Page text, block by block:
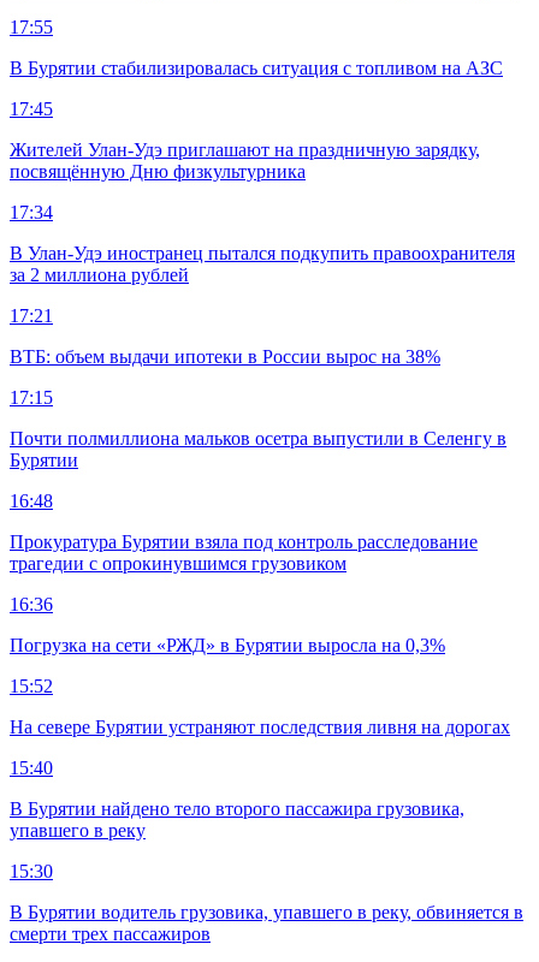
17:55
В Бурятии стабилизировалась ситуация с топливом на АЗС
17:45
Жителей Улан-Удэ приглашают на праздничную зарядку,
посвящённую Дню физкультурника
17:34
В Улан-Удэ иностранец пытался подкупить правоохранителя
за 2 миллиона рублей
17:21
ВТБ: объем выдачи ипотеки в России вырос на 38%
17:15
Почти полмиллиона мальков осетра выпустили в Селенгу в
Бурятии
16:48
Прокуратура Бурятии взяла под контроль расследование
трагедии с опрокинувшимся грузовиком
16:36
Погрузка на сети «РЖД» в Бурятии выросла на 0,3%
15:52
На севере Бурятии устраняют последствия ливня на дорогах
15:40
В Бурятии найдено тело второго пассажира грузовика,
упавшего в реку
15:30
В Бурятии водитель грузовика, упавшего в реку, обвиняется в
смерти трех пассажиров